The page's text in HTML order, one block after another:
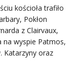
kościoła trafiło
Pokłon
z Clairvaux,
na wyspie Patmos,
Katarzyny oraz